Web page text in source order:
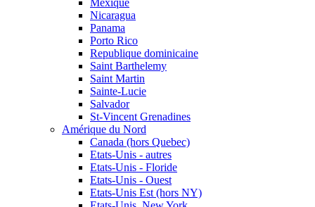
Mexique
Nicaragua
Panama
Porto Rico
Republique dominicaine
Saint Barthelemy
Saint Martin
Sainte-Lucie
Salvador
St-Vincent Grenadines
Amérique du Nord
Canada (hors Quebec)
Etats-Unis - autres
Etats-Unis - Floride
Etats-Unis - Ouest
Etats-Unis Est (hors NY)